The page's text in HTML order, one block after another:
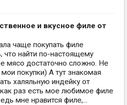
и вкусное филе от
чаще покупать филе
что найти по-настоящему
мясо достаточно сложно. Не
покупки) А тут знакомая
халяльную индейку от
раз есть мое любимое филе
мне нравится филе,...